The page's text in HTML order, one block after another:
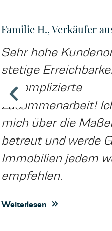
Familie H., Verkäufer
Sehr hohe
stetige
unkomplizierte
Zusammenarbeit!
mich über die
betreut und werde
Immobilien jedem
empfehlen.
Weiterlesen